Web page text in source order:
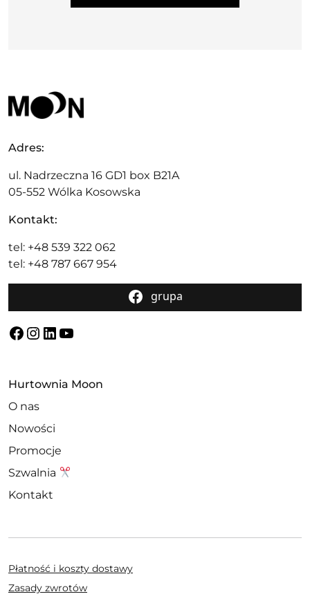
Adres:
ul. Nadrzeczna 16 GD1 box B21A
05-552 Wólka Kosowska
Kontakt:
tel: +48 539 322 062
tel: +48 787 667 954
grupa
Facebook
Instagram
LinkedIn
YouTube
Hurtownia Moon
O nas
Nowości
Promocje
Szwalnia
Kontakt
Płatność i koszty dostawy
Zasady zwrotów